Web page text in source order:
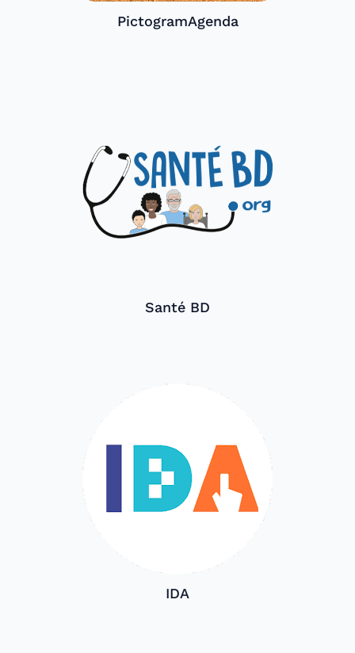
PictogramAgenda
Santé BD
IDA